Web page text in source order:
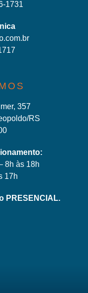
1731
7
357
RS
8h às 18h
17h
PRESENCIAL.